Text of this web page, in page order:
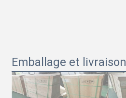
Emballage et livraison